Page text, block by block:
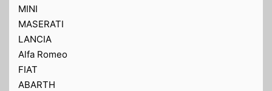
MINI
MASERATI
LANCIA
Alfa Romeo
FIAT
ABARTH